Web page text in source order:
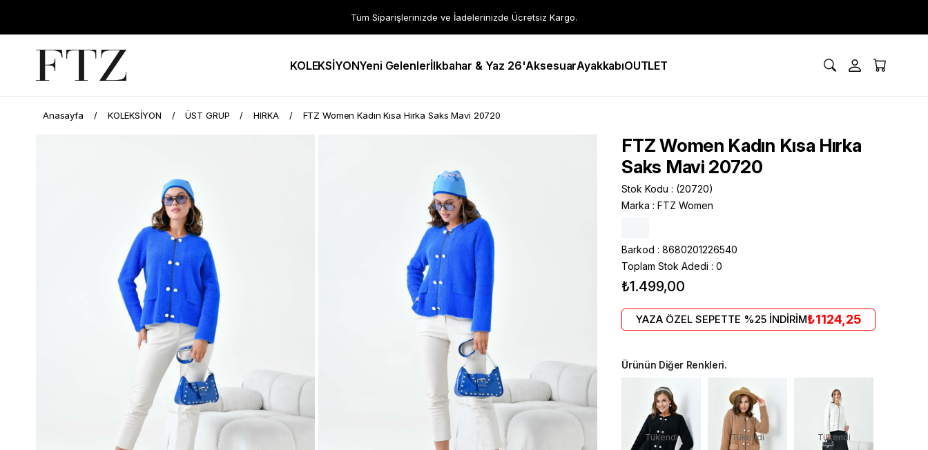
Tüm Siparişlerinizde ve İadelerinizde Ücretsiz Kargo.
KOLEKSİYONYeni Gelenlerİlkbahar & Yaz 26'AksesuarAyakkabıOUTLET
Anasayfa KOLEKSİYON ÜST GRUP HIRKA FTZ Women Kadın Kısa Hırka Saks Mavi 20720
FTZ Women Kadın Kısa Hırka
Saks Mavi 20720
Stok Kodu
(20720)
Marka : FTZ Women
Barkod : 8680201226540
Toplam Stok Adedi : 0
₺1.499,00
YAZA ÖZEL SEPETTE %25 İNDİRİM₺1124,25
Ürünün Diğer Renkleri.
Tükendi Tükendi Tükendi